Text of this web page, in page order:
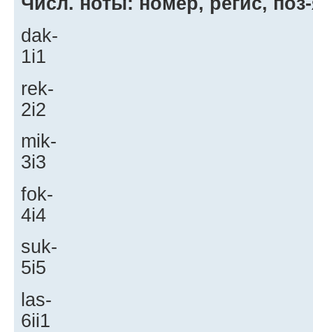
dak-
1i1
rek-
2i2
mik-
3i3
fok-
4i4
suk-
5i5
las-
6ii1